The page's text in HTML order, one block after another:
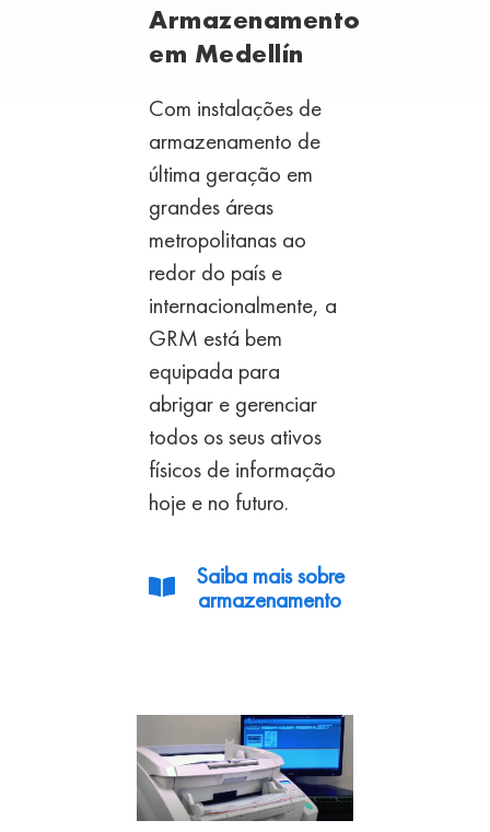
Armazenamento
em Medellín
Com instalações de
armazenamento de
última geração em
grandes áreas
metropolitanas ao
redor do país e
internacionalmente, a
GRM está bem
equipada para
abrigar e gerenciar
todos os seus ativos
físicos de informação
hoje e no futuro.
Saiba mais sobre
armazenamento